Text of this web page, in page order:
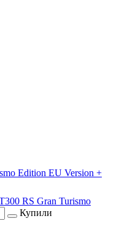
Edition EU Version +
RS Gran Turismo
Купили